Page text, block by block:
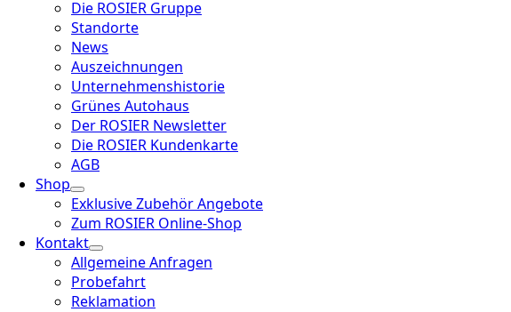
Die ROSIER Gruppe
Standorte
News
Auszeichnungen
Unternehmenshistorie
Grünes Autohaus
Der ROSIER Newsletter
Die ROSIER Kundenkarte
AGB
Shop
Exklusive Zubehör Angebote
Zum ROSIER Online-Shop
Kontakt
Allgemeine Anfragen
Probefahrt
Reklamation